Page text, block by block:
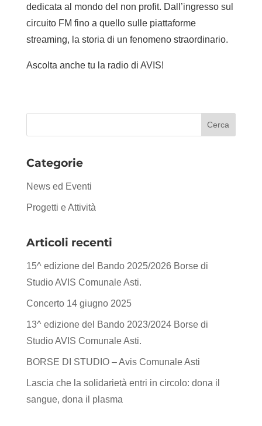
dedicata al mondo del non profit. Dall’ingresso sul
circuito FM fino a quello sulle piattaforme
streaming, la storia di un fenomeno straordinario.
Ascolta anche tu la radio di AVIS!
Categorie
News ed Eventi
Progetti e Attività
Articoli recenti
15^ edizione del Bando 2025/2026 Borse di
Studio AVIS Comunale Asti.
Concerto 14 giugno 2025
13^ edizione del Bando 2023/2024 Borse di
Studio AVIS Comunale Asti.
BORSE DI STUDIO – Avis Comunale Asti
Lascia che la solidarietà entri in circolo: dona il
sangue, dona il plasma